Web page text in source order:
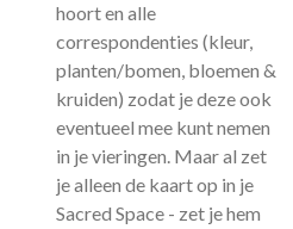
hoort en alle
correspondenties (kleur,
planten/bomen, bloemen &
kruiden) zodat je deze ook
eventueel mee kunt nemen
in je vieringen. Maar al zet
je alleen de kaart op in je
Sacred Space - zet je hem